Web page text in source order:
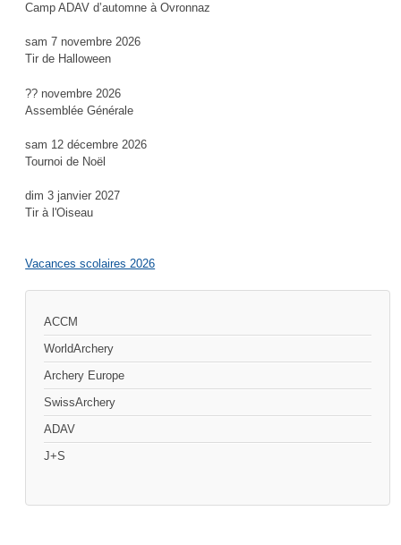
Camp ADAV d’automne à Ovronnaz
sam 7 novembre 2026
Tir de Halloween
?? novembre 2026
Assemblée Générale
sam 12 décembre 2026
Tournoi de Noël
dim 3 janvier 2027
Tir à l'Oiseau
Vacances scolaires 2026
ACCM
WorldArchery
Archery Europe
SwissArchery
ADAV
J+S